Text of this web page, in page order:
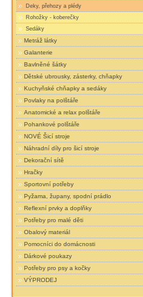
Deky, přehozy a plédy
Rohožky - koberečky
Sedáky
Metráž látky
Galanterie
Bavlněné šátky
Dětské ubrousky, zásterky, chňapky
Kuchyňské chňapky a sedáky
Povlaky na polštáře
Anatomické a relax polštáře
Pohankové polštáře
NOVÉ Šicí stroje
Náhradní díly pro šicí stroje
Dekorační sítě
Hračky
Sportovní potřeby
Pyžama, župany, spodní prádlo
Reflexní prvky a doplňky
Potřeby pro malé děti
Obalový materiál
Pomocníci do domácnosti
Dárkové poukazy
Potřeby pro psy a kočky
VÝPRODEJ